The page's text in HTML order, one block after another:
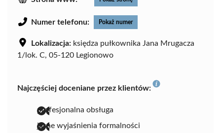
Numer telefonu: Pokaż numer
Lokalizacja: księdza pułkownika Jana Mrugacza
1/lok. C, 05-120 Legionowo
Najczęściej doceniane przez klientów:
profesjonalna obsługa
jasne wyjaśnienia formalności